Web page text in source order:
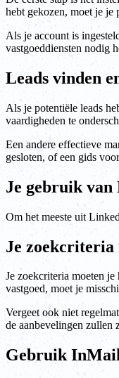
hebt gekozen, moet je
Als je account is
vastgoeddiensten nodig
Leads vinden
Als je potentiële leads
vaardigheden te
Een andere effectieve
gesloten, of een gids
Je gebruik
Om het meeste uit
Je
Je zoekcriteria moeten
vastgoed, moet je
Vergeet ook niet
de aanbevelingen zullen
Gebruik